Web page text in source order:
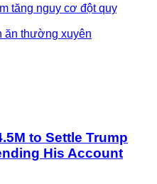
tăng nguy cơ đột quỵ
ăn thường xuyên
to Settle Trump
His Account